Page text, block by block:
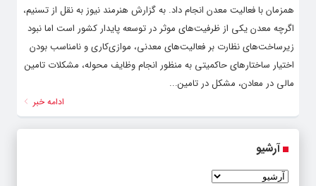
همزمان با فعالیت معدن انجام داد. به گزارش هنرمند نیوز به نقل از تسنیم،
اگرچه معدن یکی از ظرفیت‌های موثر در توسعه پایدار کشور است اما نبود
زیرساخت‌های نظارت بر فعالیت‌های معدنی، موازی‌کاری و نامناسب بودن
اختیار ساختارهای حاکمیتی به منظور انجام وظایف محوله، مشکلات تامین
مالی در معادن، مشکل در تامین...
ادامه خبر
آرشیو